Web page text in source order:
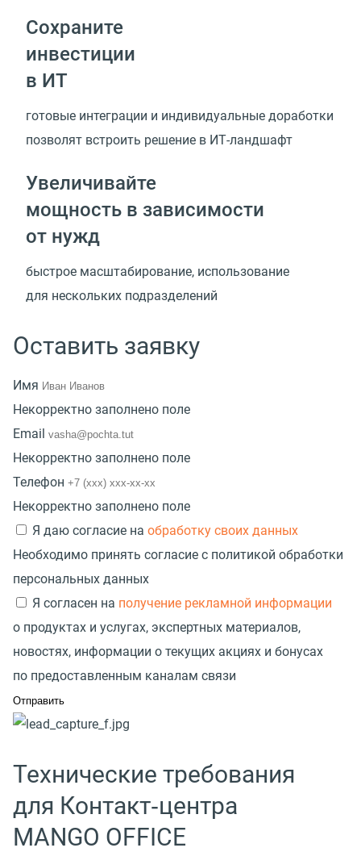
Сохраните
инвестиции
в ИТ
готовые интеграции и индивидуальные доработки
позволят встроить решение в ИТ-ландшафт
Увеличивайте
мощность в зависимости
от нужд
быстрое масштабирование, использование
для нескольких подразделений
Оставить заявку
Имя
Некорректно заполнено поле
Email
Некорректно заполнено поле
Телефон
Некорректно заполнено поле
Я даю согласие на обработку своих данных
Необходимо принять согласие с политикой обработки
персональных данных
Я согласен на получение рекламной информации
о продуктах и услугах, экспертных материалов,
новостях, информации о текущих акциях и бонусах
по предоставленным каналам связи
Технические требования
для Контакт‑центра
MANGO OFFICE